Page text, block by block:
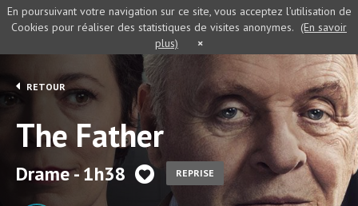
RETOUR
The Father
Drame - 1h38 REPRISE
En poursuivant votre navigation sur ce site, vous acceptez l’utilisation de
Cookies pour réaliser des statistiques de visites anonymes. (En savoir
plus)
×